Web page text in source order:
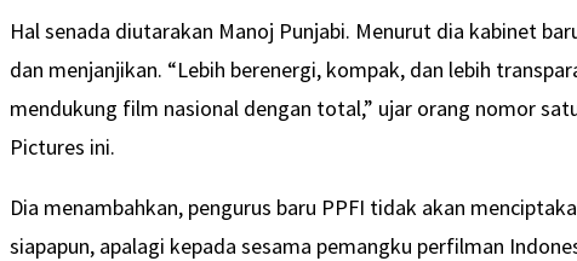
Hal senada diutarakan Manoj Punjabi. Menurut dia kabinet
dan menjanjikan. “Lebih berenergi, kompak, dan lebih
mendukung film nasional dengan total,” ujar orang nomor
Pictures ini.
Dia menambahkan, pengurus baru PPFI tidak akan
siapapun, apalagi kepada sesama pemangku perfilman